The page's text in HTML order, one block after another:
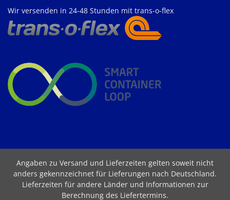
Wir versenden in 24-48 Stunden mit trans-o-flex
Angaben zu Versand und Lieferzeiten gelten soweit nicht
anders gekennzeichnet für Lieferungen nach Deutschland.
Lieferzeiten für andere Länder und Informationen zur
Berechnung des Liefertermins.